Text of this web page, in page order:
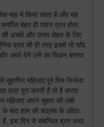
माह में किया जाता है और यह
बेहद ही पावन व्रत होता
की अच्छी और उत्तम सेहत के लिए
व्रत की ही तरह इसमें भी चाँद
देने उसे का विधान बताया
महिलाएं पूरे दिन निर्जला
व्रत पूरा करती हैं वो है करवा
महिलाएं अपने सुहाग की लंबी
बाद शाम को चंद्रमा के उदित
हैं, इस दिन से संबन्धित व्रत कथा